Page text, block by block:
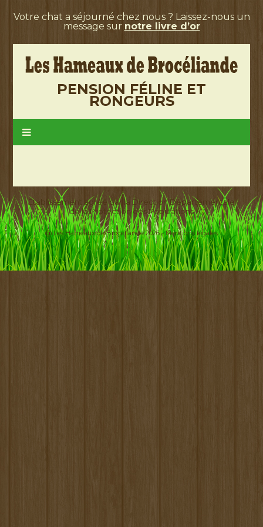
Votre chat a séjourné chez nous ? Laissez-nous un
message sur notre livre d’or
PENSION FÉLINE ET
RONGEURS
Etablissement agréé par la Direction Départementale
de la Protection des Populations
@ Les Hameaux de Brocéliande 2026 -Mentions légales